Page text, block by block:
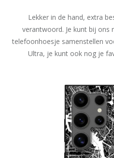
Lekker in de hand, extra
verantwoord. Je kunt bij ons
telefoonhoesje samenstellen
Ultra, je kunt ook nog je